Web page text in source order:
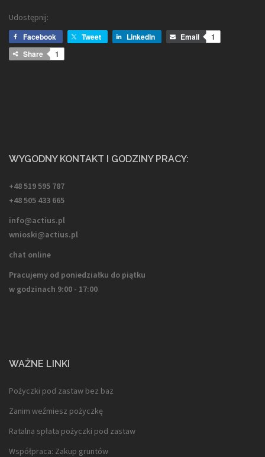
Udostępnij:
Facebook
Tweet LinkedIn Email
1
Share
1
WYGODNY KONTAKT I GODZINY PRACY:
+48 519 595 787
+48 505 433 665
info@actius.pl
wnioski@actius.pl
chat online
Pracujemy od poniedziałku do piątku
w godzinach 9:00 - 17:00
WAŻNE LINKI
Pożyczki pod zastaw bez baz
Zanim weźmiesz pożyczkę
Ratalna spłata pożyczki pod zastaw
Współpraca: Zakup gruntów